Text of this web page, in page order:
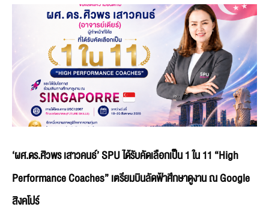
‘ผศ.ดร.ศิวพร เสาวคนธ์’ SPU ได้รับคัดเลือกเป็น 1 ใน 11 “High
Performance Coaches” เตรียมบินลัดฟ้าศึกษาดูงาน ณ Google
สิงคโปร์